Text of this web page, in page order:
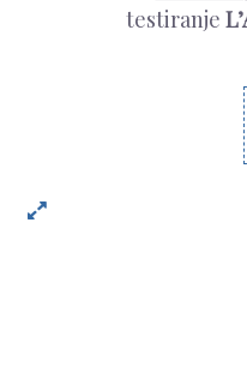
testiranje